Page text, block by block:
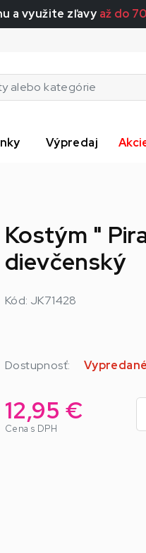
a využite zľavy až do
Výpredaj
Kostým "
dievčenský
Kód: JK71428
Dostupnosť: Vypredané
12,95 €
Cena s DPH